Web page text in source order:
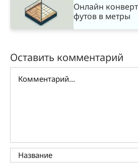
Онлайн
футов в метры
Оставить комментарий